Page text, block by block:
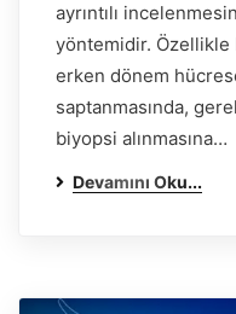
ayrıntılı
yöntemidir. Özellikle
erken dönem
saptanmasında,
biyopsi alınmasına…
Devamını Oku...